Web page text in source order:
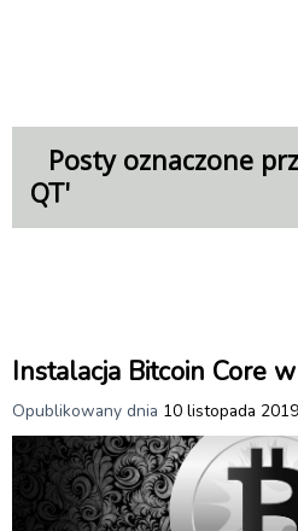
Posty oznaczone
QT'
Instalacja Bitcoin Core
Opublikowany dnia 10 listopada 2019